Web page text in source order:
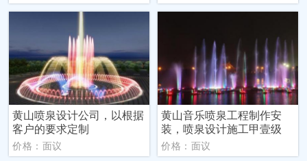
黄山喷泉设计公司，以根据
客户的要求定制
价格：面议
黄山音乐喷泉工程制作安
装，喷泉设计施工甲壹级
价格：面议